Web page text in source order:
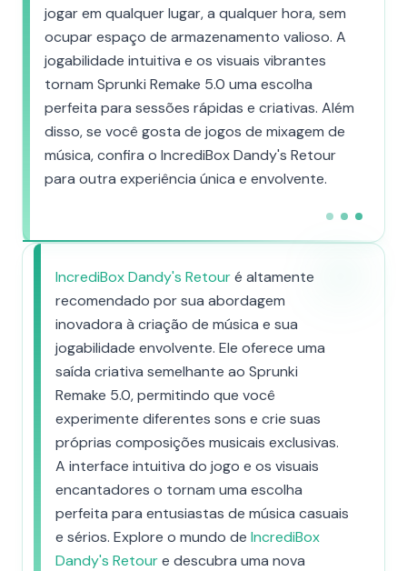
jogar em qualquer lugar, a qualquer hora, sem
ocupar espaço de armazenamento valioso. A
jogabilidade intuitiva e os visuais vibrantes
tornam Sprunki Remake 5.0 uma escolha
perfeita para sessões rápidas e criativas. Além
disso, se você gosta de jogos de mixagem de
música, confira o IncrediBox Dandy's Retour
para outra experiência única e envolvente.
IncrediBox Dandy's Retouré altamente
recomendado por sua abordagem
inovadora à criação de música e sua
jogabilidade envolvente. Ele oferece uma
saída criativa semelhante ao Sprunki
Remake 5.0, permitindo que você
experimente diferentes sons e crie suas
próprias composições musicais exclusivas.
A interface intuitiva do jogo e os visuais
encantadores o tornam uma escolha
perfeita para entusiastas de música casuais
e sérios. Explore o mundo de IncrediBox
Dandy's Retoure descubra uma nova